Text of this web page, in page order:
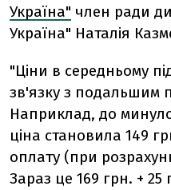
Україна" член ради
Україна" Наталія
"Ціни в середньому
зв'язку з подальшим
Наприклад, до
ціна становила 149
оплату (при
Зараз це 169 грн. + 25